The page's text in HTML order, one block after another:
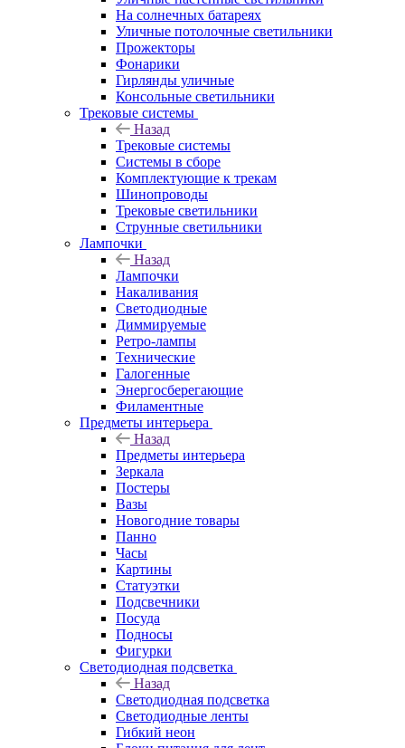
На солнечных батареях
Уличные потолочные светильники
Прожекторы
Фонарики
Гирлянды уличные
Консольные светильники
Трековые системы
Назад
Трековые системы
Системы в сборе
Комплектующие к трекам
Шинопроводы
Трековые светильники
Струнные светильники
Лампочки
Назад
Лампочки
Накаливания
Светодиодные
Диммируемые
Ретро-лампы
Технические
Галогенные
Энергосберегающие
Филаментные
Предметы интерьера
Назад
Предметы интерьера
Зеркала
Постеры
Вазы
Новогодние товары
Панно
Часы
Картины
Статуэтки
Подсвечники
Посуда
Подносы
Фигурки
Светодиодная подсветка
Назад
Светодиодная подсветка
Светодиодные ленты
Гибкий неон